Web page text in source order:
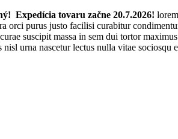
Expedícia tovaru začne 20.7.2026!
orci purus justo facilisi curabitur
suscipit massa in sem dui tortor
urna nascetur lectus nulla vitae